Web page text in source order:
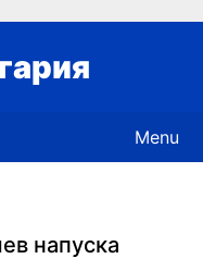
Menu
напуска